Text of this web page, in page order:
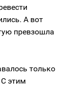
А вот
превзошла
только
этим